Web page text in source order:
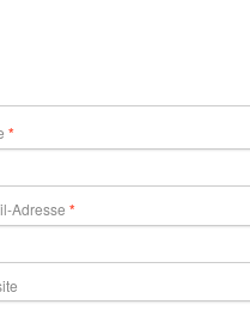
*
Adresse *